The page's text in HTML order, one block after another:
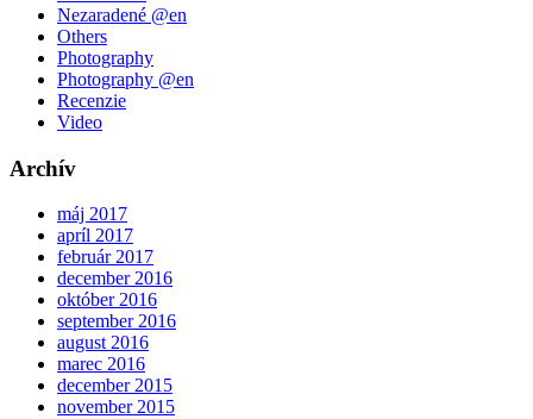
Nezaradené @en
Others
Photography
Photography @en
Recenzie
Video
Archív
máj 2017
apríl 2017
február 2017
december 2016
október 2016
september 2016
august 2016
marec 2016
december 2015
november 2015